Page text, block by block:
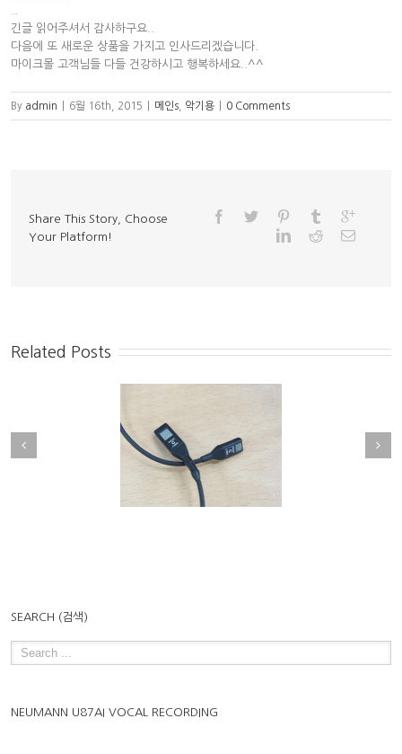
긴글 읽어주셔서 감사하구요..
다음에 또 새로운 상품을 가지고 인사드리겠습니다.
마이크몰 고객님들 다들 건강하시고 행복하세요..^^
By admin 6월 16th, 2015 메인s 악기용 0 Comments
Share This Story, Choose
Your Platform!
Related Posts
리뷰] Countryman
DPA , Neumann , SHURE ,
EARTHWORKS 최고급핸드마
SEARCH (검색)
NEUMANN U87AI VOCAL RECORDING